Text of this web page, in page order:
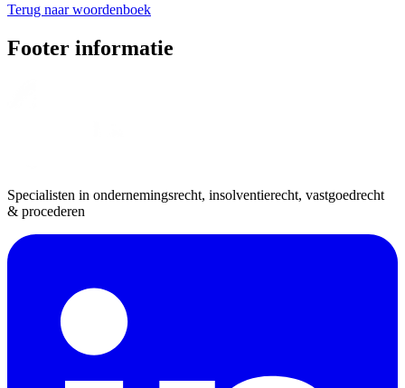
Terug naar woordenboek
Footer informatie
Specialisten in ondernemingsrecht, insolventierecht, vastgoedrecht
& procederen